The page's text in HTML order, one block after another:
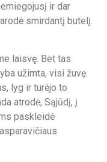
ir dar
smirdantį butelį.
laisvę. Bet tas
užimta, visi žuvę.
lyg ir turėjo to
atrodė, Sąjūdį, į
paskleidė